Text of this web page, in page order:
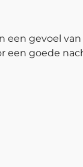
een gevoel
een goede